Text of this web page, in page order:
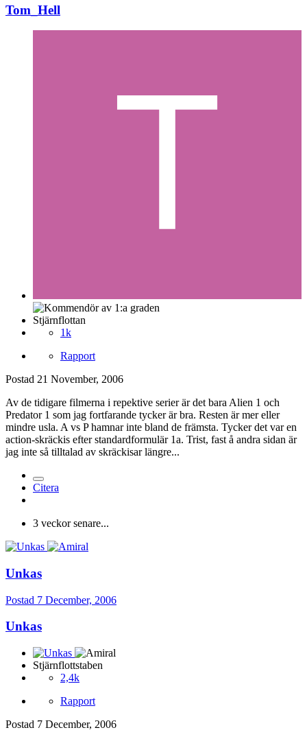
Tom_Hell
Stjärnflottan
1k
Rapport
Postad 21 November, 2006
Av de tidigare filmerna i repektive serier är det bara Alien 1 och
Predator 1 som jag fortfarande tycker är bra. Resten är mer eller
mindre usla. A vs P hamnar inte bland de främsta. Tycker det var en
action-skräckis efter standardformulär 1a. Trist, fast å andra sidan är
jag inte så tilltalad av skräckisar längre...
Citera
3 veckor senare...
Unkas
Postad 7 December, 2006
Unkas
Stjärnflottstaben
2,4k
Rapport
Postad 7 December, 2006